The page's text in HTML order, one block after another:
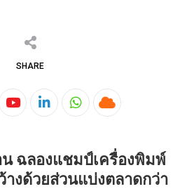
SHARE
YoutubeLinkedInWhatsapp
Cloud
ฉลองแชมป์เครื่องพิมพ์
างด้วยส่วนแบ่งตลาดกว่า